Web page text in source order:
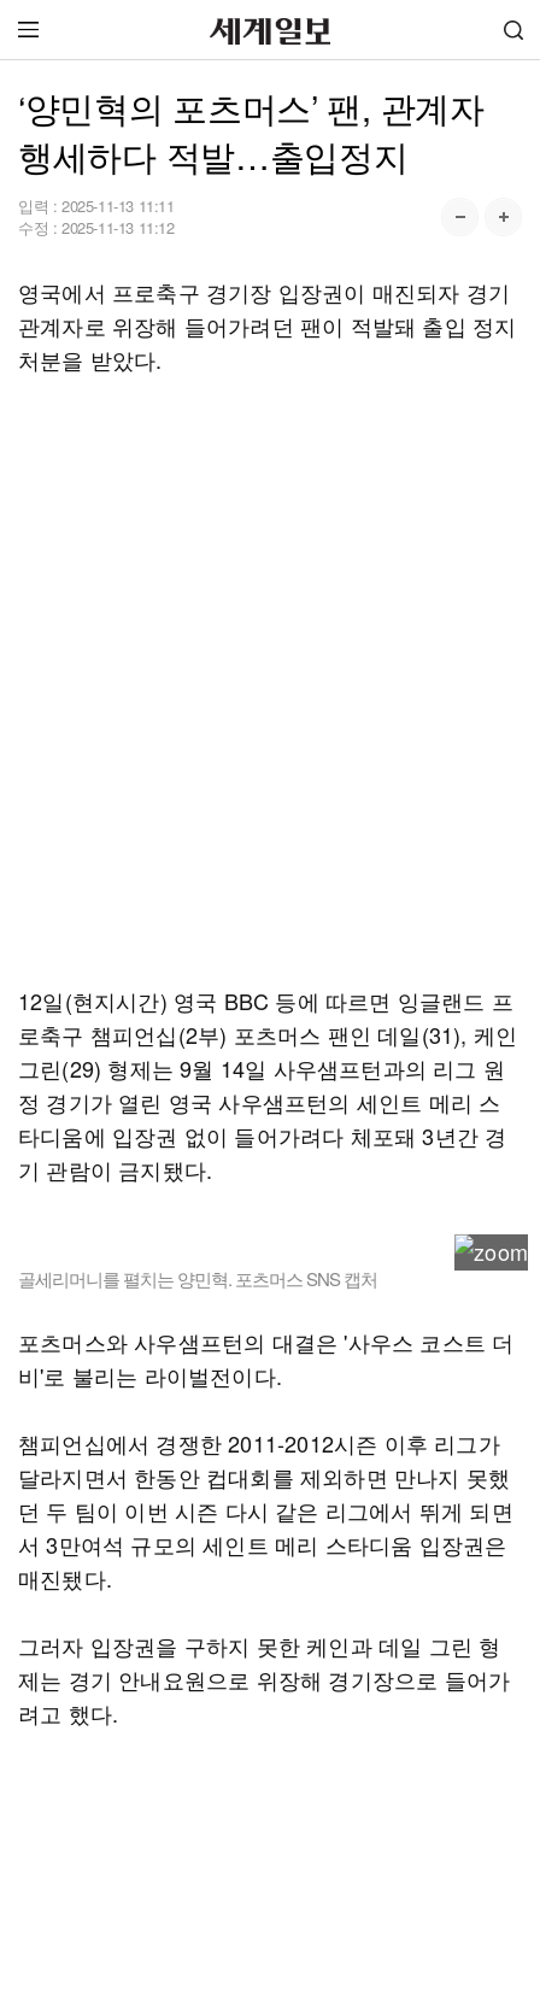
‘양민혁의 포츠머스’ 팬, 관계자
행세하다 적발…출입정지
입력 : 2025-11-13 11:11
수정 : 2025-11-13 11:12
영국에서 프로축구 경기장 입장권이 매진되자 경기
관계자로 위장해 들어가려던 팬이 적발돼 출입 정지
처분을 받았다.
12일(현지시간) 영국 BBC 등에 따르면 잉글랜드 프
로축구 챔피언십(2부) 포츠머스 팬인 데일(31), 케인
그린(29) 형제는 9월 14일 사우샘프턴과의 리그 원
정 경기가 열린 영국 사우샘프턴의 세인트 메리 스
타디움에 입장권 없이 들어가려다 체포돼 3년간 경
기 관람이 금지됐다.
골세리머니를 펼치는 양민혁. 포츠머스 SNS 캡처
포츠머스와 사우샘프턴의 대결은 '사우스 코스트 더
비'로 불리는 라이벌전이다.
챔피언십에서 경쟁한 2011-2012시즌 이후 리그가
달라지면서 한동안 컵대회를 제외하면 만나지 못했
던 두 팀이 이번 시즌 다시 같은 리그에서 뛰게 되면
서 3만여석 규모의 세인트 메리 스타디움 입장권은
매진됐다.
그러자 입장권을 구하지 못한 케인과 데일 그린 형
제는 경기 안내요원으로 위장해 경기장으로 들어가
려고 했다.